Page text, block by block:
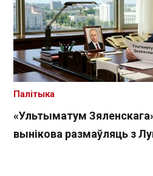
«Ультыматум
вынікова размаўляць з
Палітыка